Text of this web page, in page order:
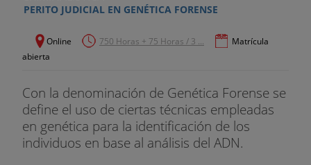
PERITO JUDICIAL EN GENÉTICA FORENSE
Online 750 Horas + 75 Horas / 3 ...
Matrícula
abierta
Con la denominación de Genética Forense se
define el uso de ciertas técnicas empleadas
en genética para la identificación de los
individuos en base al análisis del ADN.